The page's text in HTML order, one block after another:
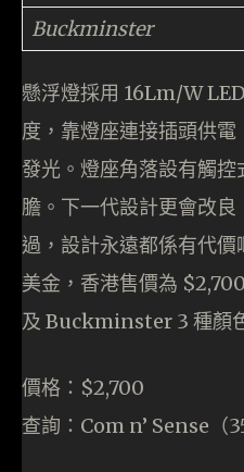
Buckminster
懸浮燈採用 16Lm/W
度，靠燈座連接插頭供
發光。燈座角落設有觸
膽。下一代設計更會改
過，設計永遠都係有代
美金，香港售價為
及 Buckminster 3 種顏
價格：$2,700
查詢：Com n’ Sense（